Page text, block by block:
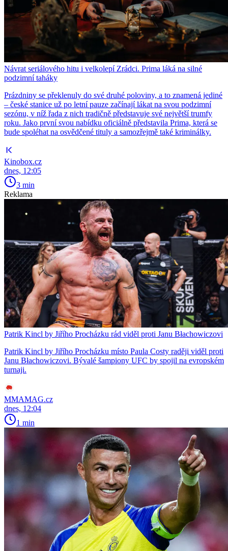
Návrat seriálového hitu i velkolepí Zrádci. Prima láká na silné
podzimní taháky
Prázdniny se překlenuly do své druhé poloviny, a to znamená jediné
– české stanice už po letní pauze začínají lákat na svou podzimní
sezónu, v níž řada z nich tradičně představuje své největší trumfy
roku. Jako první svou nabídku oficiálně představila Prima, která se
bude spoléhat na osvědčené tituly a samozřejmě také kriminálky.
Kinobox.cz
dnes, 12:05
3 min
Reklama
Patrik Kincl by Jiřího Procházku rád viděl proti Janu Błachowiczovi
Patrik Kincl by Jiřího Procházku místo Paula Costy raději viděl proti
Janu Błachowiczovi. Bývalé šampiony UFC by spojil na evropském
turnaji.
MMAMAG.cz
dnes, 12:04
1 min